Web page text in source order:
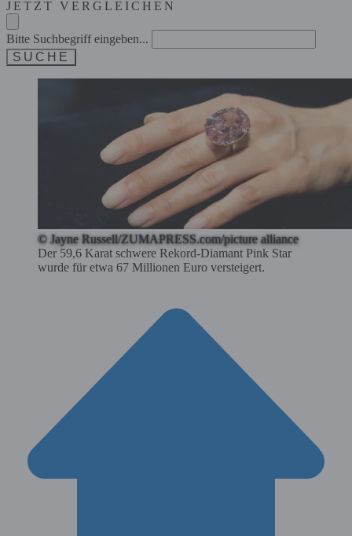
JETZT VERGLEICHEN
Bitte Suchbegriff eingeben...
SUCHE
© Jayne Russell/ZUMAPRESS.com/picture alliance
Der 59,6 Karat schwere Rekord-Diamant Pink Star
wurde für etwa 67 Millionen Euro versteigert.